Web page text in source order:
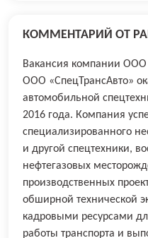
КОММЕНТАРИЙ ОТ
Вакансия компании
ООО «СпецТрансАвто»
автомобильной
2016 года. Компания
специализированного
и другой спецтехники,
нефтегазовых
производственных
обширной технической
кадровыми ресурсами
работы транспорта и